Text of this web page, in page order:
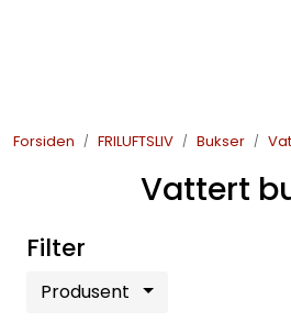
Forsiden FRILUFTSLIV Bukser
Vattert
Filter
Produsent
FISKE